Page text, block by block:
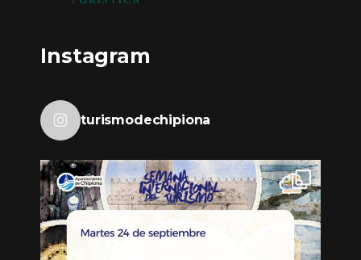
Instagram
turismodechipiona